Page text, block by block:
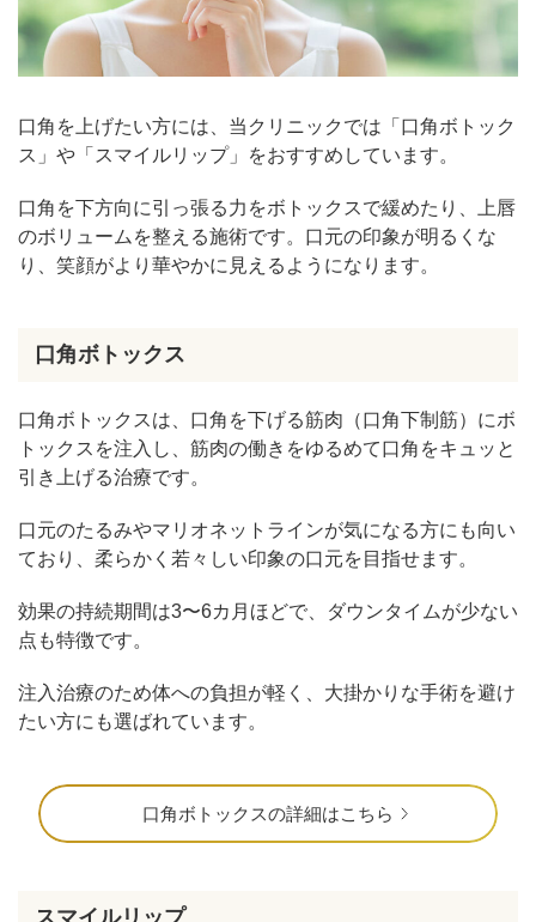
口角を上げたい方には、当クリニックでは「口角ボトック
ス」や「スマイルリップ」をおすすめしています。
口角を下方向に引っ張る力をボトックスで緩めたり、上唇
のボリュームを整える施術です。口元の印象が明るくな
り、笑顔がより華やかに見えるようになります。
口角ボトックス
口角ボトックスは、口角を下げる筋肉（口角下制筋）にボ
トックスを注入し、筋肉の働きをゆるめて口角をキュッと
引き上げる治療です。
口元のたるみやマリオネットラインが気になる方にも向い
ており、柔らかく若々しい印象の口元を目指せます。
効果の持続期間は3〜6カ月ほどで、ダウンタイムが少ない
点も特徴です。
注入治療のため体への負担が軽く、大掛かりな手術を避け
たい方にも選ばれています。
口角ボトックスの詳細はこちら
スマイルリップ